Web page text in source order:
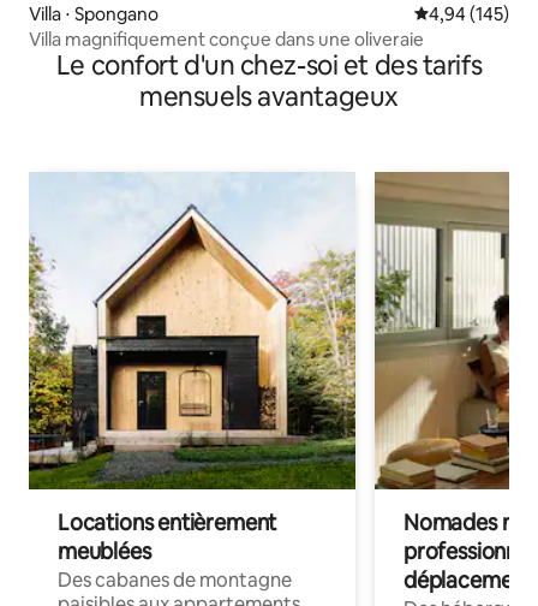
Villa ⋅ Spongano Évaluation
4,94 (145)
Villa magnifiquement conçue dans une oliveraie
Le confort d'un chez-soi et des tarifs
mensuels avantageux
Locations entièrement
meublées
Des cabanes de montagne
Nomades
déplacement